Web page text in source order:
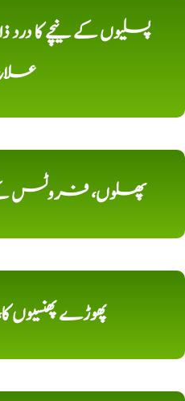
پسلیوں کے نیچے کا
پھلوں، فروٹس کے
پھوڑے پھنسیوں